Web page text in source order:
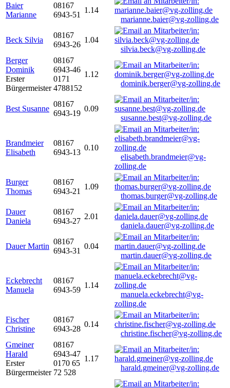
Baier
Marianne
08167
6943-51
1.14
marianne.baier@vg-zolling.de
Beck Silvia
08167
6943-26
1.04
silvia.beck@vg-zolling.de
Berger
Dominik
Erster
Bürgermeister
08167
6943-46
0171
4788152
1.12
dominik.berger@vg-zolling.de
Best Susanne
08167
6943-19
0.09
susanne.best@vg-zolling.de
Brandmeier
Elisabeth
08167
6943-13
0.10
elisabeth.brandmeier@vg-
zolling.de
Burger
Thomas
08167
6943-21
1.09
thomas.burger@vg-zolling.de
Dauer
Daniela
08167
6943-27
2.01
daniela.dauer@vg-zolling.de
Dauer Martin
08167
6943-31
0.04
martin.dauer@vg-zolling.de
Eckebrecht
Manuela
08167
6943-59
1.14
manuela.eckebrecht@vg-
zolling.de
Fischer
Christine
08167
6943-28
0.14
christine.fischer@vg-zolling.de
Gmeiner
Harald
Erster
Bürgermeister
08167
6943-47
0170 65
72 528
1.17
harald.gmeiner@vg-zolling.de